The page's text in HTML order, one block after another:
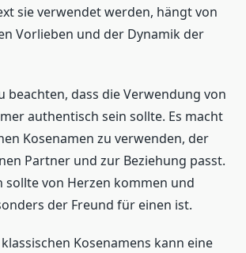
sie verwendet werden, hängt von
Vorlieben und der Dynamik der
beachten, dass die Verwendung von
authentisch sein sollte. Es macht
Kosenamen zu verwenden, der
Partner und zur Beziehung passt.
sollte von Herzen kommen und
der Freund für einen ist.
Kosenamens kann eine